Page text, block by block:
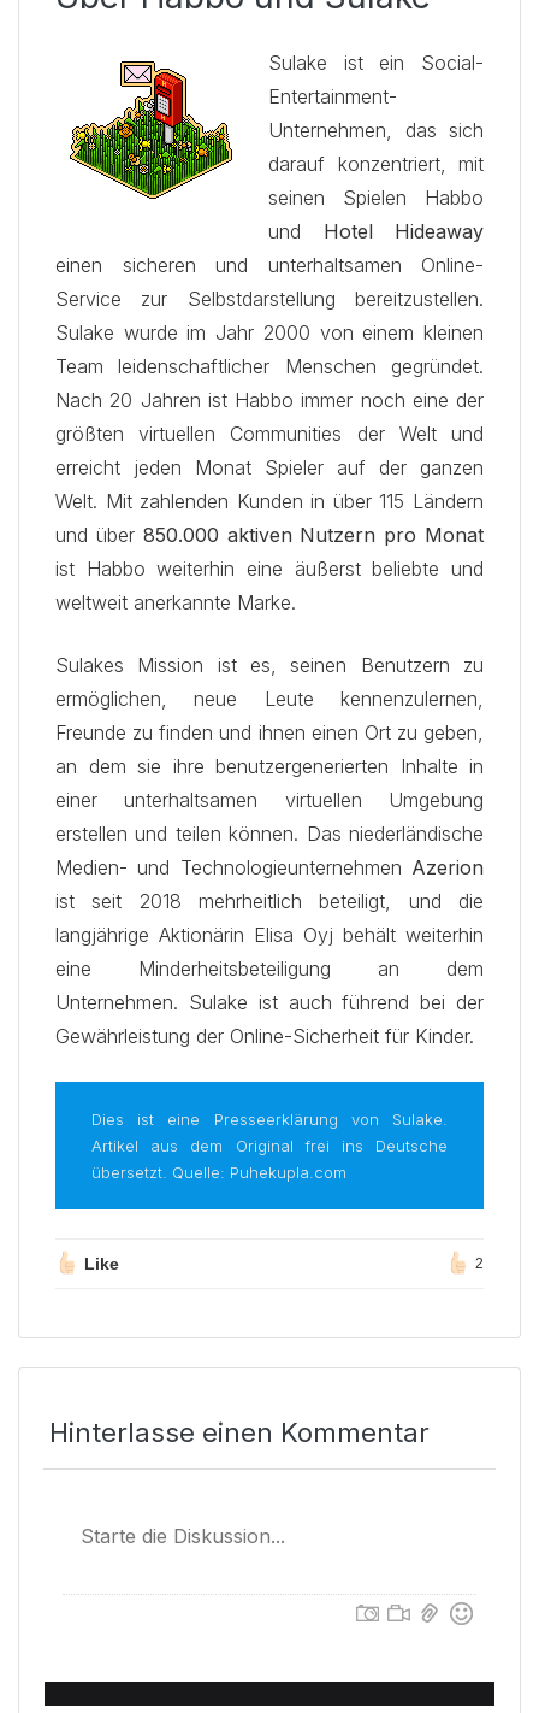
Sulake ist ein Social-
Entertainment-
Unternehmen, das sich
darauf konzentriert, mit
seinen Spielen Habbo
und Hotel Hideaway
einen sicheren und unterhaltsamen Online-
Service zur Selbstdarstellung bereitzustellen.
Sulake wurde im Jahr 2000 von einem kleinen
Team leidenschaftlicher Menschen gegründet.
Nach 20 Jahren ist Habbo immer noch eine der
größten virtuellen Communities der Welt und
erreicht jeden Monat Spieler auf der ganzen
Welt. Mit zahlenden Kunden in über 115 Ländern
und über 850.000 aktiven Nutzern pro Monat
ist Habbo weiterhin eine äußerst beliebte und
weltweit anerkannte Marke.
Sulakes Mission ist es, seinen Benutzern zu
ermöglichen, neue Leute kennenzulernen,
Freunde zu finden und ihnen einen Ort zu geben,
an dem sie ihre benutzergenerierten Inhalte in
einer unterhaltsamen virtuellen Umgebung
erstellen und teilen können. Das niederländische
Medien- und Technologieunternehmen Azerion
ist seit 2018 mehrheitlich beteiligt, und die
langjährige Aktionärin Elisa Oyj behält weiterhin
eine Minderheitsbeteiligung an dem
Unternehmen. Sulake ist auch führend bei der
Gewährleistung der Online-Sicherheit für Kinder.
Dies ist eine Presseerklärung von Sulake.
Artikel aus dem Original frei ins Deutsche
übersetzt. Quelle: Puhekupla.com
Like 2
Hinterlasse einen Kommentar